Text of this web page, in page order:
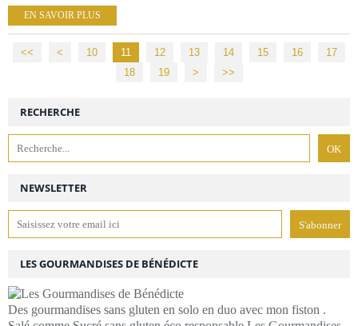
EN SAVOIR PLUS
<< < 10 11 12 13 14 15 16
17
18
19 > >>
NEWSLETTER
RECHERCHE
LES GOURMANDISES DE BÉNÉDICTE
Des gourmandises sans gluten en solo en duo avec mon fiston .